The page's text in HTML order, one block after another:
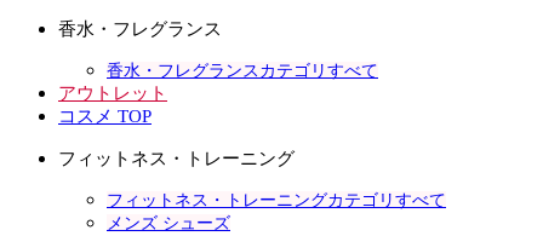
香水・フレグランス
香水・フレグランスカテゴリすべて
アウトレット
コスメ TOP
フィットネス・トレーニング
フィットネス・トレーニングカテゴリすべて
メンズ シューズ